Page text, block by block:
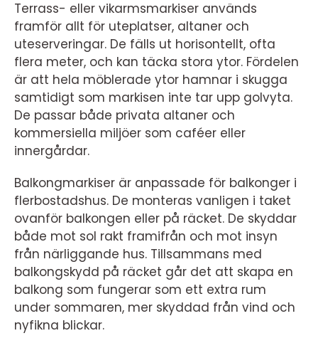
Terrass- eller vikarmsmarkiser används
framför allt för uteplatser, altaner och
uteserveringar. De fälls ut horisontellt, ofta
flera meter, och kan täcka stora ytor. Fördelen
är att hela möblerade ytor hamnar i skugga
samtidigt som markisen inte tar upp golvyta.
De passar både privata altaner och
kommersiella miljöer som caféer eller
innergårdar.
Balkongmarkiser är anpassade för balkonger i
flerbostadshus. De monteras vanligen i taket
ovanför balkongen eller på räcket. De skyddar
både mot sol rakt framifrån och mot insyn
från närliggande hus. Tillsammans med
balkongskydd på räcket går det att skapa en
balkong som fungerar som ett extra rum
under sommaren, mer skyddad från vind och
nyfikna blickar.